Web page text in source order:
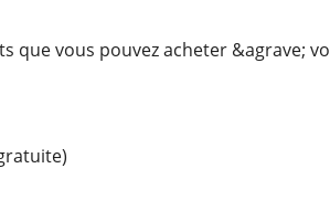
que vous pouvez acheter &agrave;